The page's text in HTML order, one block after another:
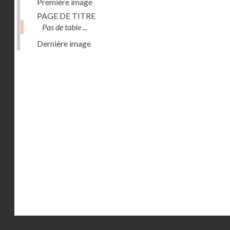
PAGE DE TITRE
Pas de table ...
Dernière image